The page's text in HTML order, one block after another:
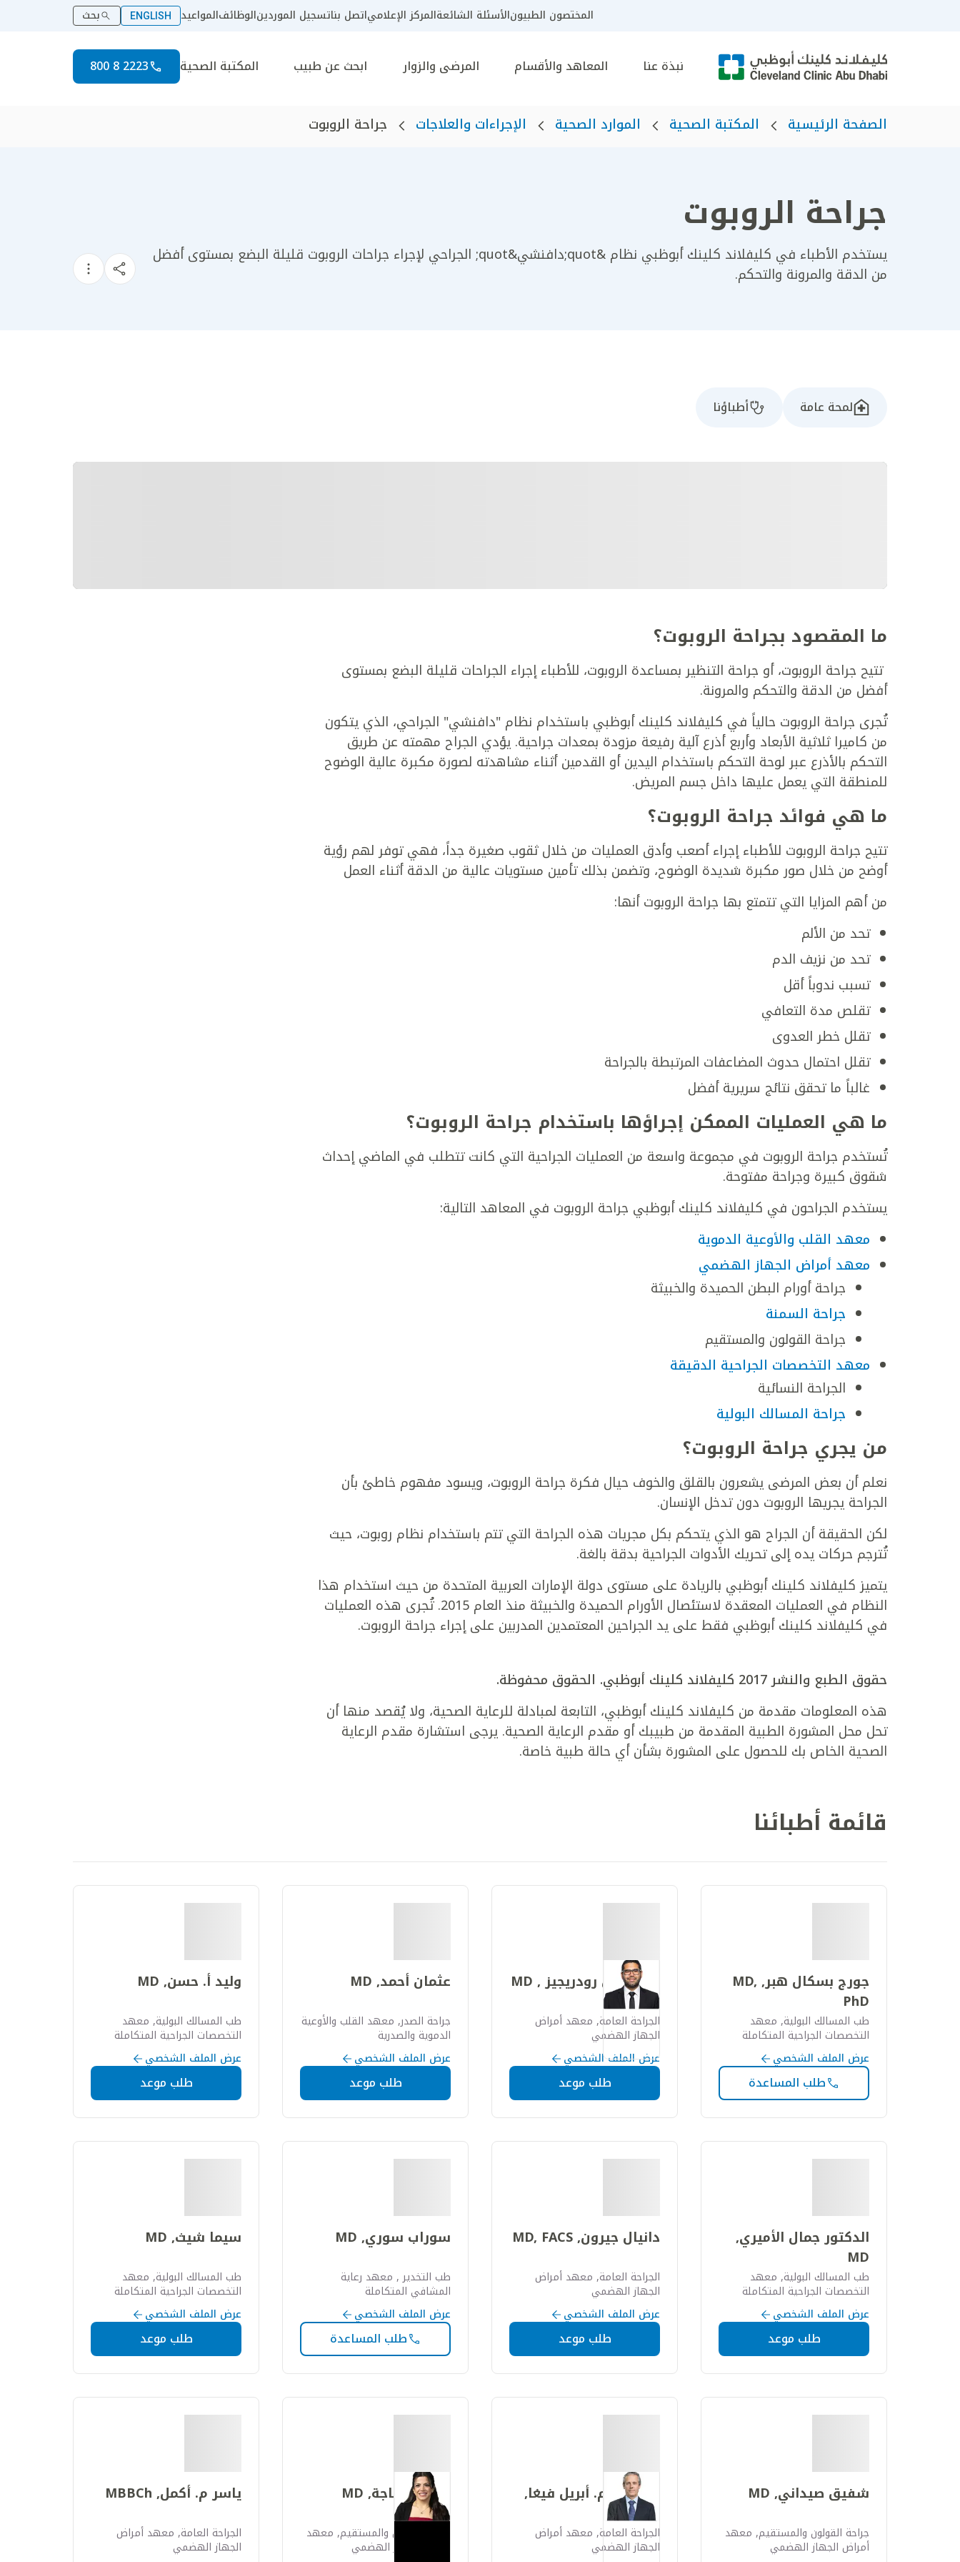
المختصون الطبيونالأسئلة الشائعةالمركز الإعلامياتصل بناتسجيل الموردينالوظائفالمواعيد ENGLISH بحث
نبذة عنا المعاهد والأقسام المرضى والزوار ابحث عن طبيب المكتبة الصحية 2223 8 800
الصفحة الرئيسية المكتبة الصحية الموارد الصحية الإجراءات والعلاجات جراحة الروبوت
جراحة الروبوت
يستخدم الأطباء في كليفلاند كلينك أبوظبي نظام &quot;دافنشي&quot; الجراحي لإجراء جراحات الروبوت قليلة البضع بمستوى أفضل
من الدقة والمرونة والتحكم.
لمحة عامة أطباؤنا
ما المقصود بجراحة الروبوت؟
تتيح جراحة الروبوت، أو جراحة التنظير بمساعدة الروبوت، للأطباء إجراء الجراحات قليلة البضع بمستوى
أفضل من الدقة والتحكم والمرونة.
تُجرى جراحة الروبوت حالياً في كليفلاند كلينك أبوظبي باستخدام نظام "دافنشي" الجراحي، الذي يتكون
من كاميرا ثلاثية الأبعاد وأربع أذرع آلية رفيعة مزودة بمعدات جراحية. يؤدي الجراح مهمته عن طريق
التحكم بالأذرع عبر لوحة التحكم باستخدام اليدين أو القدمين أثناء مشاهدته لصورة مكبرة عالية الوضوح
للمنطقة التي يعمل عليها داخل جسم المريض.
ما هي فوائد جراحة الروبوت؟
تتيح جراحة الروبوت للأطباء إجراء أصعب وأدق العمليات من خلال ثقوب صغيرة جداً، فهي توفر لهم رؤية
أوضح من خلال صور مكبرة شديدة الوضوح، وتضمن بذلك تأمين مستويات عالية من الدقة أثناء العمل
من أهم المزايا التي تتمتع بها جراحة الروبوت أنها:
تحد من الألم
تحد من نزيف الدم
تسبب ندوباً أقل
تقلص مدة التعافي
تقلل خطر العدوى
تقلل احتمال حدوث المضاعفات المرتبطة بالجراحة
غالباً ما تحقق نتائج سريرية أفضل
ما هي العمليات الممكن إجراؤها باستخدام جراحة الروبوت؟
تُستخدم جراحة الروبوت في مجموعة واسعة من العمليات الجراحية التي كانت تتطلب في الماضي إحداث
شقوق كبيرة وجراحة مفتوحة.
يستخدم الجراحون في كليفلاند كلينك أبوظبي جراحة الروبوت في المعاهد التالية:
معهد القلب والأوعية الدموية
معهد أمراض الجهاز الهضمي
جراحة أورام البطن الحميدة والخبيثة
جراحة السمنة
جراحة القولون والمستقيم
معهد التخصصات الجراحية الدقيقة
الجراحة النسائية
جراحة المسالك البولية
من يجري جراحة الروبوت؟
نعلم أن بعض المرضى يشعرون بالقلق والخوف حيال فكرة جراحة الروبوت، ويسود مفهوم خاطئ بأن
الجراحة يجريها الروبوت دون تدخل الإنسان.
لكن الحقيقة أن الجراح هو الذي يتحكم بكل مجريات هذه الجراحة التي تتم باستخدام نظام روبوت، حيث
تُترجم حركات يده إلى تحريك الأدوات الجراحية بدقة بالغة.
يتميز كليفلاند كلينك أبوظبي بالريادة على مستوى دولة الإمارات العربية المتحدة من حيث استخدام هذا
النظام في العمليات المعقدة لاستئصال الأورام الحميدة والخبيثة منذ العام 2015. تُجرى هذه العمليات
في كليفلاند كلينك أبوظبي فقط على يد الجراحين المعتمدين المدربين على إجراء جراحة الروبوت.
حقوق الطبع والنشر 2017 كليفلاند كلينك أبوظبي. الحقوق محفوظة.
هذه المعلومات مقدمة من كليفلاند كلينك أبوظبي، التابعة لمبادلة للرعاية الصحية، ولا يُقصد منها أن
تحل محل المشورة الطبية المقدمة من طبيبك أو مقدم الرعاية الصحية. يرجى استشارة مقدم الرعاية
الصحية الخاص بك للحصول على المشورة بشأن أي حالة طبية خاصة.
قائمة أطبائنا
جورج بسكال هبر, MD,
PhD
طب المسالك البولية, معهد
التخصصات الجراحية المتكاملة
عرض الملف الشخصي
طلب المساعدة
جون إتش رودريجيز , MD
الجراحة العامة, معهد أمراض
الجهاز الهضمي
عرض الملف الشخصي
طلب موعد
عثمان أحمد, MD
جراحة الصدر, معهد القلب والأوعية
الدموية والصدرية
عرض الملف الشخصي
طلب موعد
وليد أ. حسن, MD
طب المسالك البولية, معهد
التخصصات الجراحية المتكاملة
عرض الملف الشخصي
طلب موعد
الدكتور جمال الأميري,
MD
طب المسالك البولية, معهد
التخصصات الجراحية المتكاملة
عرض الملف الشخصي
طلب موعد
دانيال جيرون, MD, FACS
الجراحة العامة, معهد أمراض
الجهاز الهضمي
عرض الملف الشخصي
طلب موعد
سوراب سوري, MD
طب التخدير , معهد رعاية
المشافي المتكاملة
عرض الملف الشخصي
طلب المساعدة
سيما شيث, MD
طب المسالك البولية, معهد
التخصصات الجراحية المتكاملة
عرض الملف الشخصي
طلب موعد
شفيق صيداني, MD
جراحة القولون والمستقيم, معهد
أمراض الجهاز الهضمي
كارلوس م. أبريل فيغا,
MD
الجراحة العامة, معهد أمراض
الجهاز الهضمي
لميس طباجة, MD
جراحة القولون والمستقيم, معهد
أمراض الجهاز الهضمي
ياسر م. أكمل, MBBCh
الجراحة العامة, معهد أمراض
الجهاز الهضمي